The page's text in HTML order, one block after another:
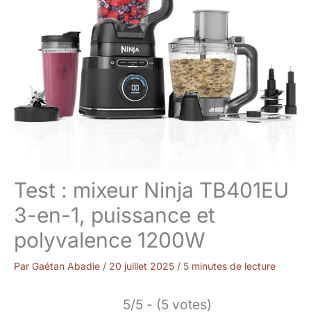
Test : mixeur Ninja TB401EU
3-en-1, puissance et
polyvalence 1200W
Par Gaétan Abadie / 20 juillet 2025 / 5 minutes de lecture
5/5 - (5 votes)